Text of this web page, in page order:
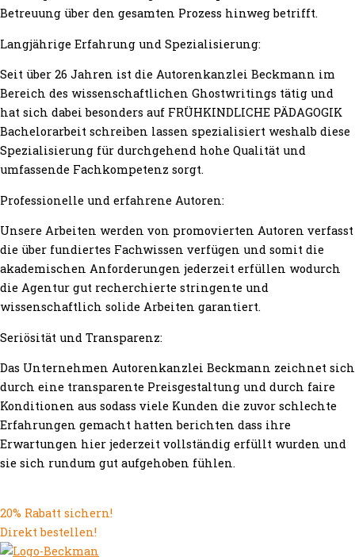
Betreuung über den gesamten Prozess hinweg betrifft.
Langjährige Erfahrung und Spezialisierung:
Seit über 26 Jahren ist die Autorenkanzlei Beckmann im
Bereich des wissenschaftlichen Ghostwritings tätig und
hat sich dabei besonders auf FRÜHKINDLICHE PÄDAGOGIK
Bachelorarbeit schreiben lassen spezialisiert weshalb diese
Spezialisierung für durchgehend hohe Qualität und
umfassende Fachkompetenz sorgt.
Professionelle und erfahrene Autoren:
Unsere Arbeiten werden von promovierten Autoren verfasst
die über fundiertes Fachwissen verfügen und somit die
akademischen Anforderungen jederzeit erfüllen wodurch
die Agentur gut recherchierte stringente und
wissenschaftlich solide Arbeiten garantiert.
Seriösität und Transparenz:
Das Unternehmen Autorenkanzlei Beckmann zeichnet sich
durch eine transparente Preisgestaltung und durch faire
Konditionen aus sodass viele Kunden die zuvor schlechte
Erfahrungen gemacht hatten berichten dass ihre
Erwartungen hier jederzeit vollständig erfüllt wurden und
sie sich rundum gut aufgehoben fühlen.
20% Rabatt sichern!
Direkt bestellen!